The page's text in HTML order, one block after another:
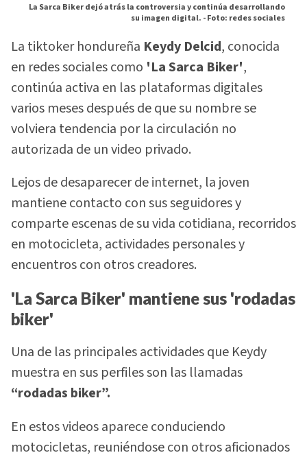
La Sarca Biker dejó atrás la controversia y continúa desarrollando
su imagen digital. -Foto: redes sociales
La tiktoker hondureña Keydy Delcid, conocida
en redes sociales como 'La Sarca Biker',
continúa activa en las plataformas digitales
varios meses después de que su nombre se
volviera tendencia por la circulación no
autorizada de un video privado.
Lejos de desaparecer de internet, la joven
mantiene contacto con sus seguidores y
comparte escenas de su vida cotidiana, recorridos
en motocicleta, actividades personales y
encuentros con otros creadores.
'La Sarca Biker' mantiene sus 'rodadas
biker'
Una de las principales actividades que Keydy
muestra en sus perfiles son las llamadas
“rodadas biker”.
En estos videos aparece conduciendo
motocicletas, reuniéndose con otros aficionados